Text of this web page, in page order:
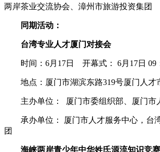
两岸茶业交流协会、漳州市旅游投资集团
同期活动：
台湾专业人才厦门对接会
时间：6月17日 开幕式： 6月17日 09
地点：厦门市湖滨东路319号厦门人才
主办单位： 厦门市委组织部、厦门市
承办单位： 厦门市人才服务中心，台
团
海峡两岸青少年中华姓氏源流知识竞赛